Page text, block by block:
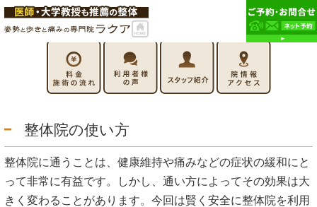
整体院の使い方
整体院に通うことは、健康維持や痛みなどの症状の緩和にと
って非常に有益です。しかし、通い方によってその効果は大
きく変わることがあります。今回は賢く安全に整体院を利用